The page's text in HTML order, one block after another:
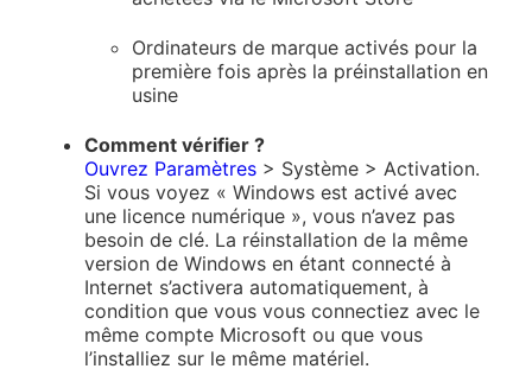
Ordinateurs de marque activés pour la
première fois après la préinstallation en
usine
Comment vérifier ?
Ouvrez Paramètres > Système > Activation.
Si vous voyez « Windows est activé avec
une licence numérique », vous n’avez pas
besoin de clé. La réinstallation de la même
version de Windows en étant connecté à
Internet s’activera automatiquement, à
condition que vous vous connectiez avec le
même compte Microsoft ou que vous
l’installiez sur le même matériel.